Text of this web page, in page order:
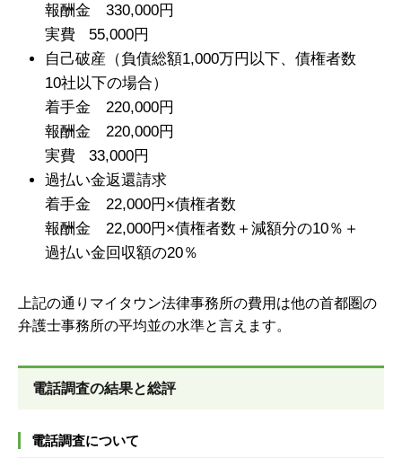
報酬金 330,000円
実費 55,000円
自己破産（負債総額1,000万円以下、債権者数
10社以下の場合）
着手金 220,000円
報酬金 220,000円
実費 33,000円
過払い金返還請求
着手金 22,000円×債権者数
報酬金 22,000円×債権者数＋減額分の10％＋
過払い金回収額の20％
上記の通りマイタウン法律事務所の費用は他の首都圏の
弁護士事務所の平均並の水準と言えます。
電話調査の結果と総評
電話調査について